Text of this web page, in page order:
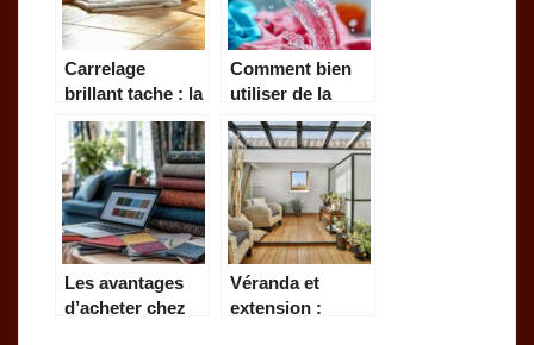
Carrelage
brillant tache : la
methode
infaillible pour le
nettoyer
parfaitement
Comment bien
utiliser de la
lessive liquide
pour un linge
impeccable
Les avantages
d’acheter chez
Véranda et
extension :